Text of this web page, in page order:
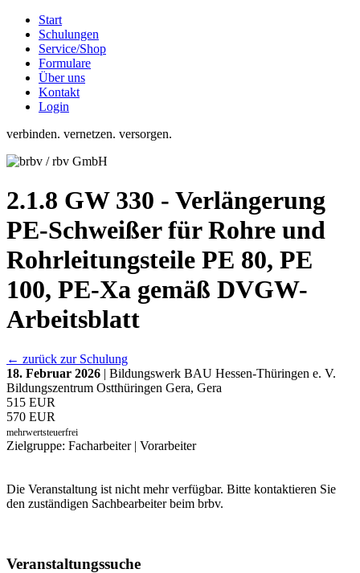
Start
Schulungen
Service/Shop
Formulare
Über uns
Kontakt
Login
verbinden. vernetzen. versorgen.
2.1.8 GW 330 - Verlängerung
PE-Schweißer für Rohre und
Rohrleitungsteile PE 80, PE
100, PE-Xa gemäß DVGW-
Arbeitsblatt
← zurück zur Schulung
18. Februar 2026 | Bildungswerk BAU Hessen-Thüringen e. V.
Bildungszentrum Ostthüringen Gera, Gera
515 EUR
570 EUR
mehrwertsteuerfrei
Zielgruppe: Facharbeiter | Vorarbeiter
Die Veranstaltung ist nicht mehr verfügbar. Bitte kontaktieren Sie
den zuständigen Sachbearbeiter beim brbv.
Veranstaltungssuche